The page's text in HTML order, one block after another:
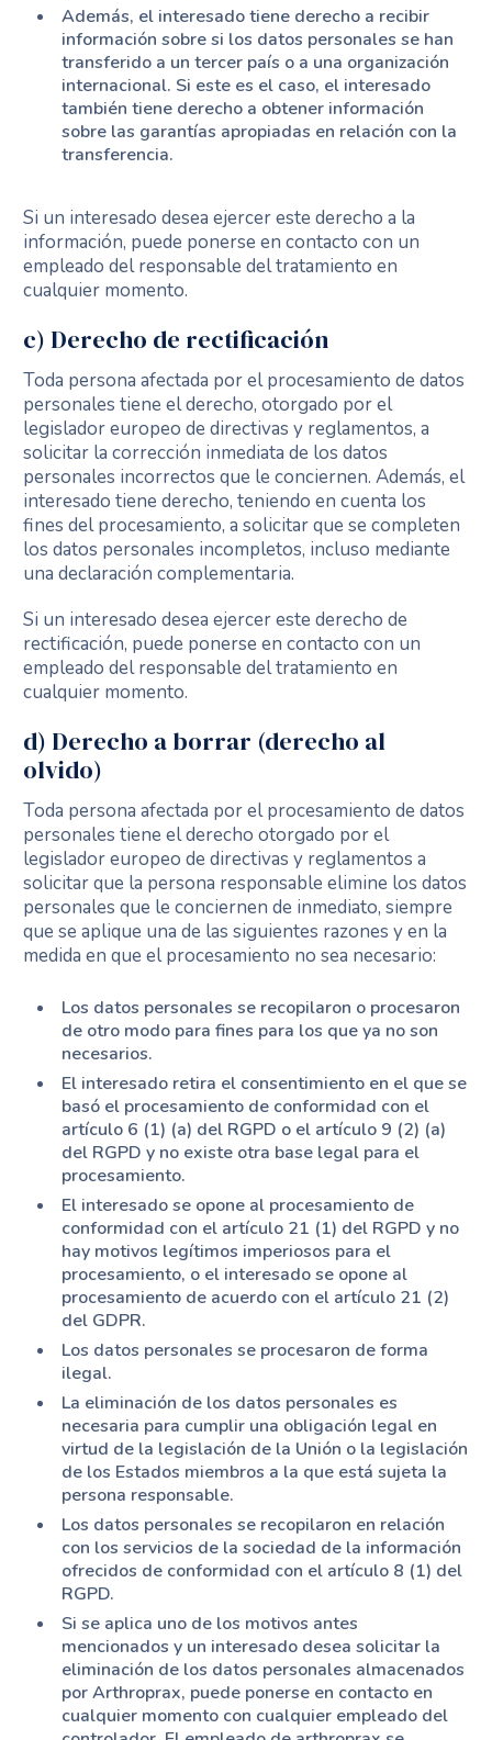
Además, el interesado tiene derecho a recibir
información sobre si los datos personales se han
transferido a un tercer país o a una organización
internacional. Si este es el caso, el interesado
también tiene derecho a obtener información
sobre las garantías apropiadas en relación con la
transferencia.
Si un interesado desea ejercer este derecho a la
información, puede ponerse en contacto con un
empleado del responsable del tratamiento en
cualquier momento.
c) Derecho de rectificación
Toda persona afectada por el procesamiento de datos
personales tiene el derecho, otorgado por el
legislador europeo de directivas y reglamentos, a
solicitar la corrección inmediata de los datos
personales incorrectos que le conciernen. Además, el
interesado tiene derecho, teniendo en cuenta los
fines del procesamiento, a solicitar que se completen
los datos personales incompletos, incluso mediante
una declaración complementaria.
Si un interesado desea ejercer este derecho de
rectificación, puede ponerse en contacto con un
empleado del responsable del tratamiento en
cualquier momento.
d) Derecho a borrar (derecho al
olvido)
Toda persona afectada por el procesamiento de datos
personales tiene el derecho otorgado por el
legislador europeo de directivas y reglamentos a
solicitar que la persona responsable elimine los datos
personales que le conciernen de inmediato, siempre
que se aplique una de las siguientes razones y en la
medida en que el procesamiento no sea necesario:
Los datos personales se recopilaron o procesaron
de otro modo para fines para los que ya no son
necesarios.
El interesado retira el consentimiento en el que se
basó el procesamiento de conformidad con el
artículo 6 (1) (a) del RGPD o el artículo 9 (2) (a)
del RGPD y no existe otra base legal para el
procesamiento.
El interesado se opone al procesamiento de
conformidad con el artículo 21 (1) del RGPD y no
hay motivos legítimos imperiosos para el
procesamiento, o el interesado se opone al
procesamiento de acuerdo con el artículo 21 (2)
del GDPR.
Los datos personales se procesaron de forma
ilegal.
La eliminación de los datos personales es
necesaria para cumplir una obligación legal en
virtud de la legislación de la Unión o la legislación
de los Estados miembros a la que está sujeta la
persona responsable.
Los datos personales se recopilaron en relación
con los servicios de la sociedad de la información
ofrecidos de conformidad con el artículo 8 (1) del
RGPD.
Si se aplica uno de los motivos antes
mencionados y un interesado desea solicitar la
eliminación de los datos personales almacenados
por Arthroprax, puede ponerse en contacto en
cualquier momento con cualquier empleado del